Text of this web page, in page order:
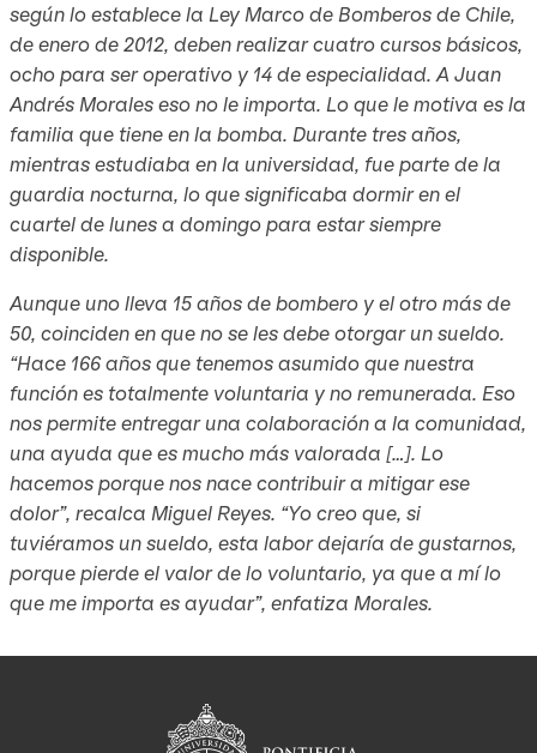
según lo establece la Ley Marco de Bomberos de Chile,
de enero de 2012, deben realizar cuatro cursos básicos,
ocho para ser operativo y 14 de especialidad. A Juan
Andrés Morales eso no le importa. Lo que le motiva es la
familia que tiene en la bomba. Durante tres años,
mientras estudiaba en la universidad, fue parte de la
guardia nocturna, lo que significaba dormir en el
cuartel de lunes a domingo para estar siempre
disponible.
Aunque uno lleva 15 años de bombero y el otro más de
50, coinciden en que no se les debe otorgar un sueldo.
“Hace 166 años que tenemos asumido que nuestra
función es totalmente voluntaria y no remunerada. Eso
nos permite entregar una colaboración a la comunidad,
una ayuda que es mucho más valorada […]. Lo
hacemos porque nos nace contribuir a mitigar ese
dolor”, recalca Miguel Reyes. “Yo creo que, si
tuviéramos un sueldo, esta labor dejaría de gustarnos,
porque pierde el valor de lo voluntario, ya que a mí lo
que me importa es ayudar”, enfatiza Morales.